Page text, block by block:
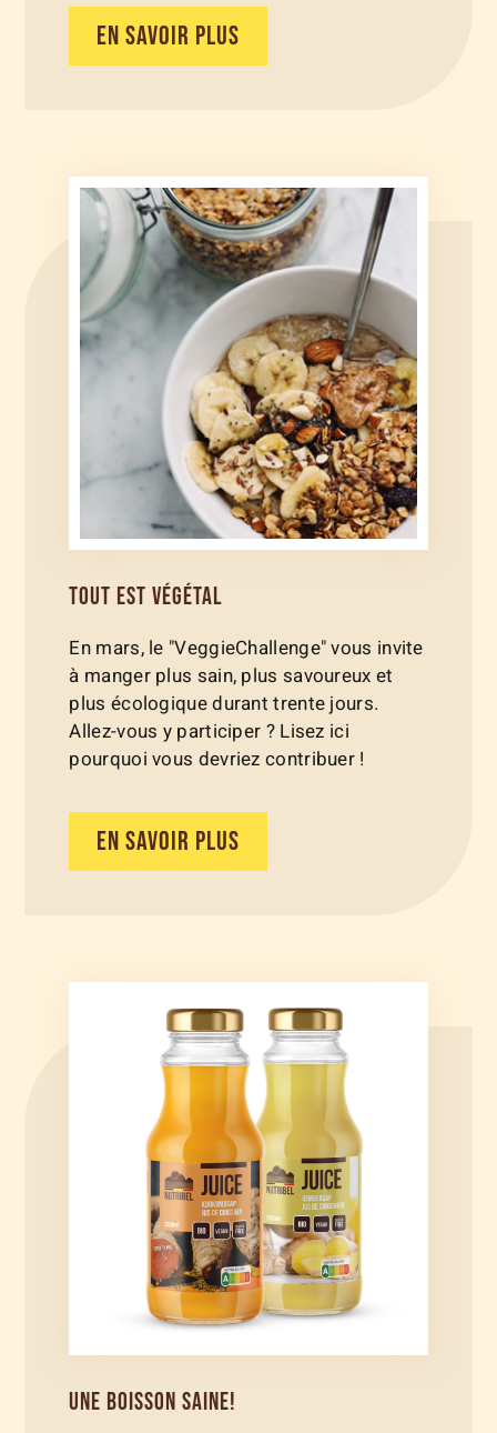
EN SAVOIR PLUS
TOUT EST VÉGÉTAL
En mars, le "VeggieChallenge" vous invite
à manger plus sain, plus savoureux et
plus écologique durant trente jours.
Allez-vous y participer ? Lisez ici
pourquoi vous devriez contribuer !
EN SAVOIR PLUS
UNE BOISSON SAINE!